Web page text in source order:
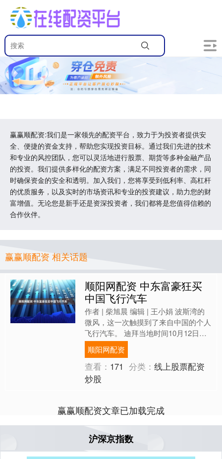
赢赢顺配资:我们是一家领先的配资平台，致力于为投资者提供安
全、便捷的资金支持，帮助您实现投资目标。通过我们先进的技术
和专业的风控团队，您可以灵活地进行股票、期货等多种金融产品
的投资。我们提供多样化的配资方案，满足不同投资者的需求，同
时确保资金的安全和透明。加入我们，您将享受到低利率、高杠杆
的优质服务，以及实时的市场资讯和专业的投资建议，助力您的财
富增值。无论您是新手还是资深投资者，我们都将是您值得信赖的
合作伙伴。
赢赢顺配资 相关话题
顺阳网配资 中东富豪狂买
中国飞行汽车
作者 | 柴旭晨 编辑 | 王小娟 波斯湾的
微风，这一次触摸到了来自中国的个人
飞行汽车。 迪拜当地时间10月12日，
汇天的分体式飞行汽车“陆地航母”，完
成了海外....
顺阳网配资
查看： 171 分类：线上股票配资
炒股
赢赢顺配资文章已加载完成
沪深京指数